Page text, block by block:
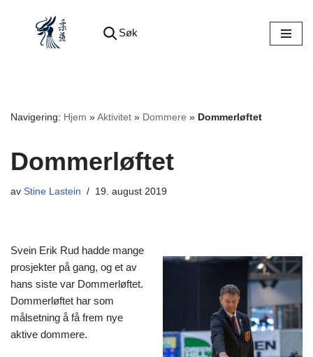
Søk
Navigering: Hjem »Aktivitet » Dommere » Dommerløftet
Dommerløftet
av Stine Lastein 19. august 2019
Svein Erik Rud hadde mange
prosjekter på gang, og et av
hans siste var Dommerløftet.
Dommerløftet har som
målsetning å få frem nye
aktive dommere.